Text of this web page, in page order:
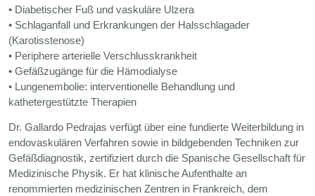
• Diabetischer Fuß und vaskuläre Ulzera
• Schlaganfall und Erkrankungen der Halsschlagader
(Karotisstenose)
• Periphere arterielle Verschlusskrankheit
• Gefäßzugänge für die Hämodialyse
• Lungenembolie: interventionelle Behandlung und
kathetergestützte Therapien
Dr. Gallardo Pedrajas verfügt über eine fundierte Weiterbildung in
endovaskulären Verfahren sowie in bildgebenden Techniken zur
Gefäßdiagnostik, zertifiziert durch die Spanische Gesellschaft für
Medizinische Physik. Er hat klinische Aufenthalte an
renommierten medizinischen Zentren in Frankreich, dem